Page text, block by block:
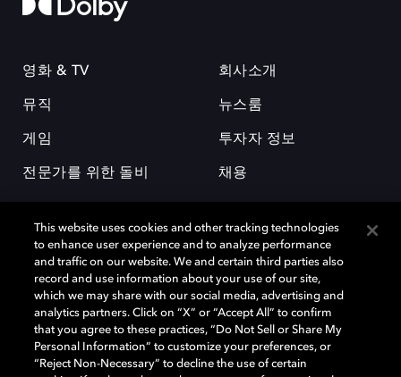
영화 & TV
뮤직
게임
전문가를 위한 돌비
회사소개
뉴스룸
투자자 정보
채용
돌비(Dolby)와 double-D 심볼은 미국 및 기타 국가 돌비래버러토리스
(Dolby Laboratories, Inc.)의 등록 및 미등록 상표이다. 그 밖에 다른 자료에
기재된 상표는 해당 상표 소유권자의 등록상표로 유지된다. © 2025 Dolby
Laboratories, Inc. All rights reserved.
This website uses cookies and other tracking technologies
to enhance user experience and to analyze performance
and traffic on our website. We and certain third parties also
record and use information about your use of our site,
which we may share with our social media, advertising and
analytics partners. Click on “X” or “Accept All” to confirm
that you agree to these practices, “Do Not Sell or Share My
Personal Information” to customize your preferences, or
“Reject Non-Necessary” to decline the use of certain